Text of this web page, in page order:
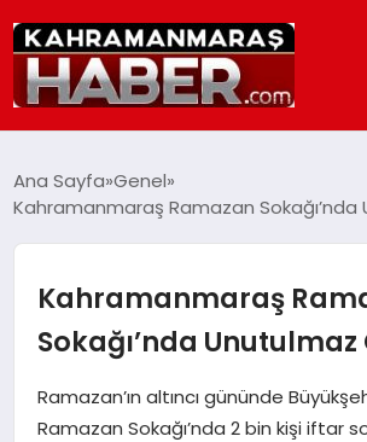
EĞITIM
EKONOMI
SAĞLIK
Ana Sayfa Genel
Kahramanmaraş Ramazan
Kahramanmaraş
Sokağı’nda Unutulmaz
Ramazan’ın altıncı gününde
Ramazan Sokağı’nda 2 bin kişi iftar